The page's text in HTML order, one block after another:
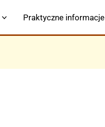
Praktyczne informacje